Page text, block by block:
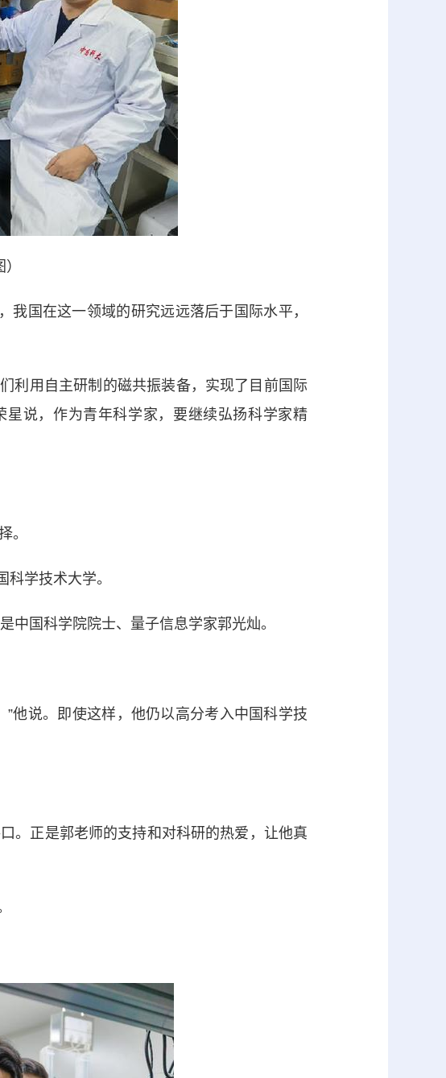
国在这一领域的研究远远落后于国际水平，
用自主研制的磁共振装备，实现了目前国际
星说，作为青年科学家，要继续弘扬科学家精
。
学技术大学。
国科学院院士、量子信息学家郭光灿。
说。即使这样，他仍以高分考入中国科学技
正是郭老师的支持和对科研的热爱，让他真